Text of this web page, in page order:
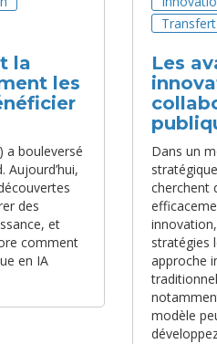
la
les
a bouleversé
des
et
comment
en IA
Les
Dans un
cherchent
stratégies
approche
modèle